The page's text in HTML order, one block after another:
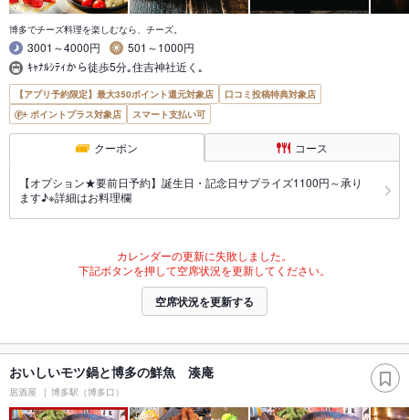
博多でチーズ料理を楽しむなら、チーズ。
3001～4000円
501～1000円
ｷｬﾅﾙｼﾃｨから徒歩5分｡住吉神社近く｡
【アプリ予約限定】最大350ポイント還元対象店
口コミ投稿特典対象店
ポイントプラス対象店
スマート支払い可
クーポン コース
【オプション★要前日予約】誕生日・記念日サプライズ1100円～承り
ます♪※詳細はお料理欄
カレンダーの更新に失敗しました。
下記ボタンを押して空席状況を更新してください。
空席状況を更新する
おいしいモツ鍋と博多の鮮魚 湊庵
居酒屋 博多駅（博多口）